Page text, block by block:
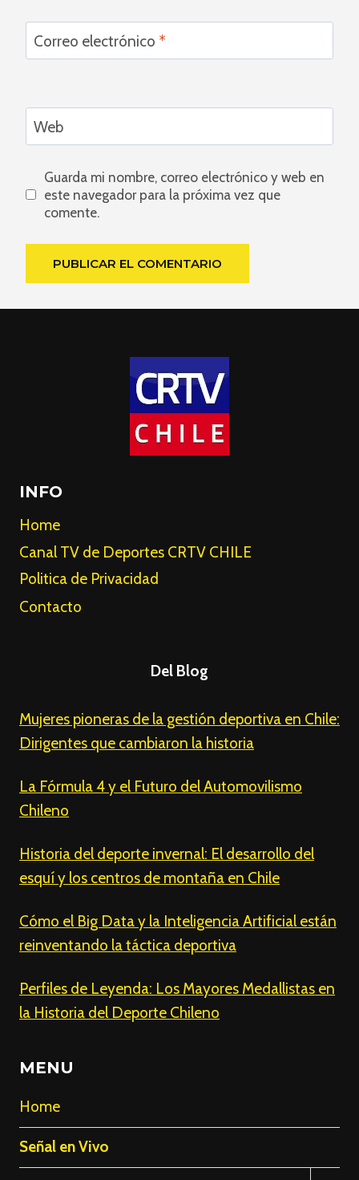
Correo electrónico *
Web
Guarda mi nombre, correo electrónico y web en
este navegador para la próxima vez que
comente.
INFO
Home
Canal TV de Deportes CRTV CHILE
Politica de Privacidad
Contacto
Del Blog
Mujeres pioneras de la gestión deportiva en Chile:
Dirigentes que cambiaron la historia
La Fórmula 4 y el Futuro del Automovilismo
Chileno
Historia del deporte invernal: El desarrollo del
esquí y los centros de montaña en Chile
Cómo el Big Data y la Inteligencia Artificial están
reinventando la táctica deportiva
Perfiles de Leyenda: Los Mayores Medallistas en
la Historia del Deporte Chileno
MENU
Home
Señal en Vivo